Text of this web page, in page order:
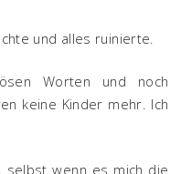
und alles ruinierte.
Worten und noch
keine Kinder mehr. Ich
selbst wenn es mich die